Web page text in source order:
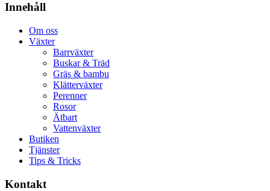
Innehåll
Om oss
Växter
Barrväxter
Buskar & Träd
Gräs & bambu
Klätterväxter
Perenner
Rosor
Ätbart
Vattenväxter
Butiken
Tjänster
Tips & Tricks
Kontakt